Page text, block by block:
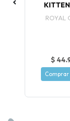
ROYAL
$
Comprar